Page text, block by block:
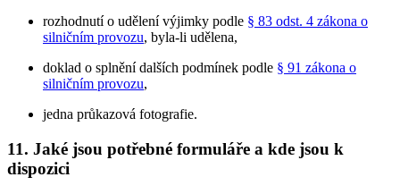
rozhodnutí o udělení výjimky podle § 83 odst. 4 zákona o
silničním provozu, byla-li udělena,
doklad o splnění dalších podmínek podle § 91 zákona o
silničním provozu,
jedna průkazová fotografie.
11. Jaké jsou potřebné formuláře a kde jsou k
dispozici